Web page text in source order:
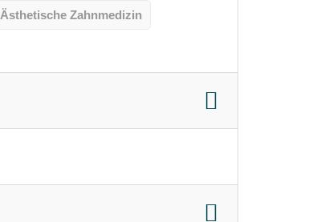
Ästhetische Zahnmedizin